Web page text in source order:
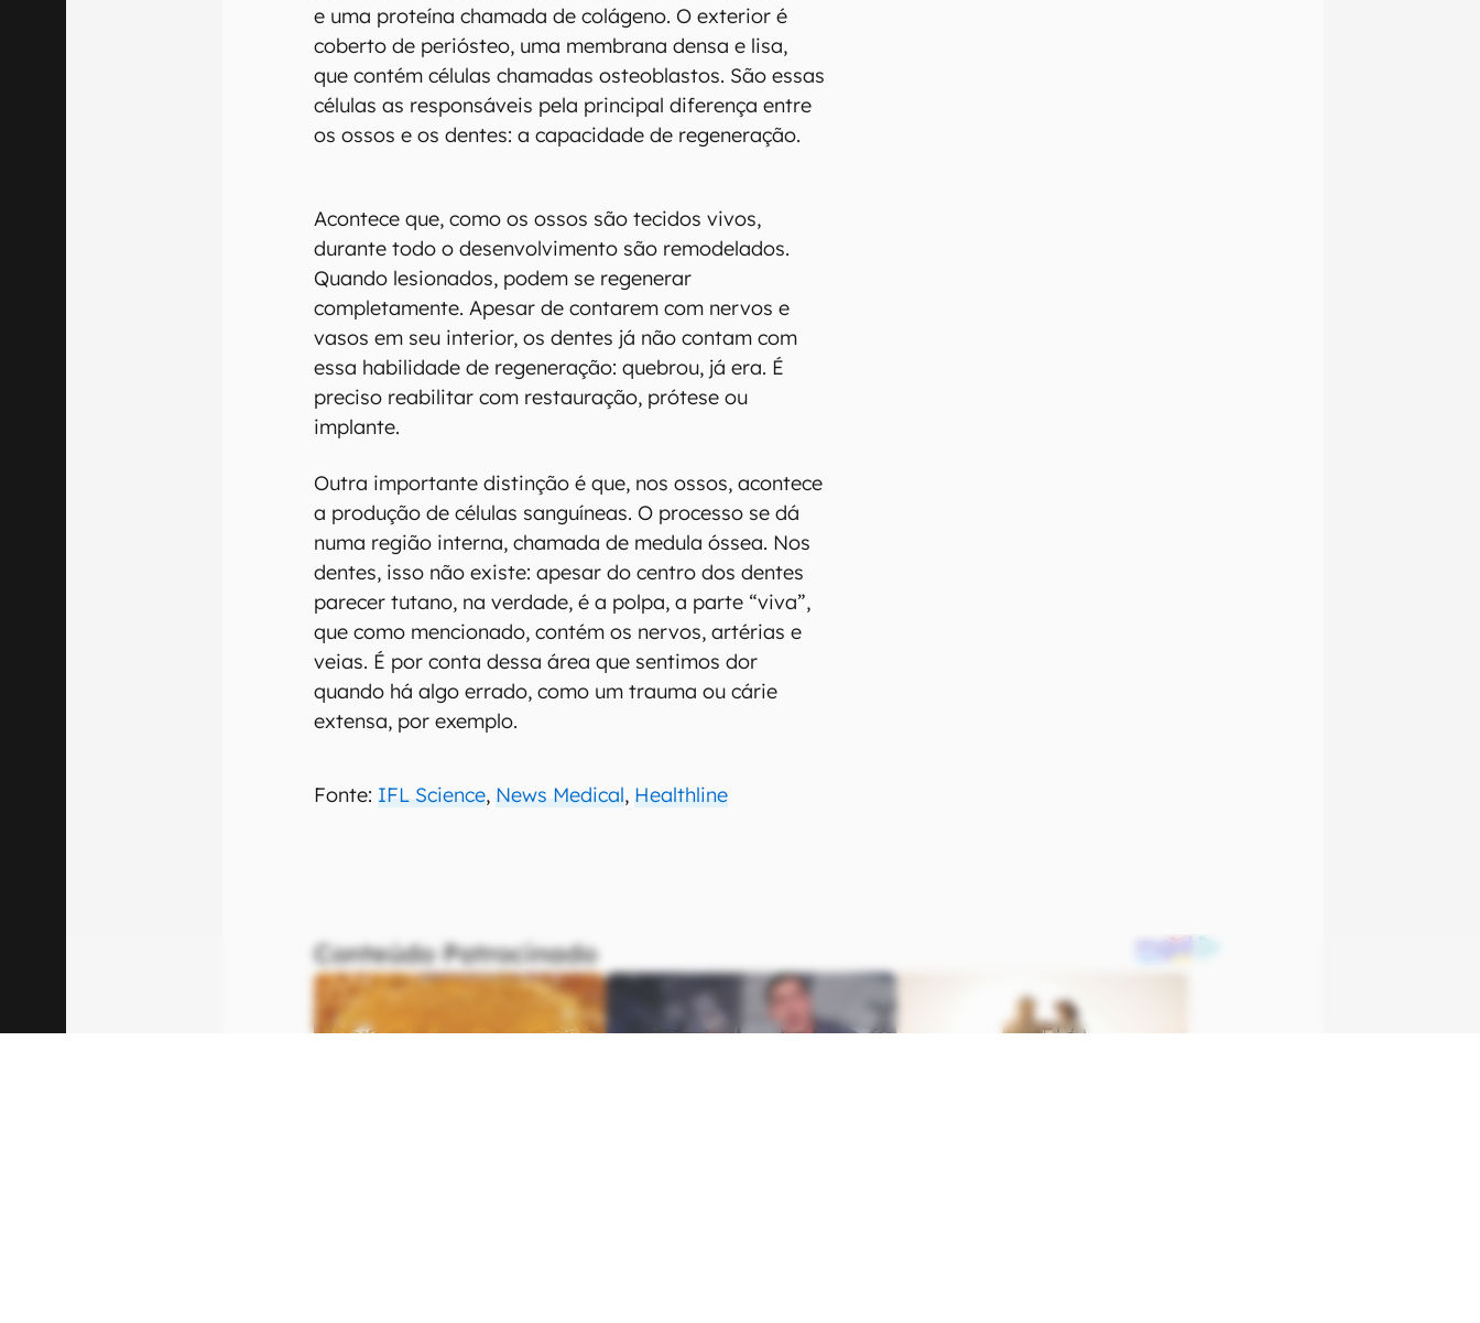
e uma proteína chamada de colágeno. O exterior é
coberto de periósteo, uma membrana densa e lisa,
que contém células chamadas osteoblastos. São essas
células as responsáveis pela principal diferença entre
os ossos e os dentes: a capacidade de regeneração.
Acontece que, como os ossos são tecidos vivos,
durante todo o desenvolvimento são remodelados.
Quando lesionados, podem se regenerar
completamente. Apesar de contarem com nervos e
vasos em seu interior, os dentes já não contam com
essa habilidade de regeneração: quebrou, já era. É
preciso reabilitar com restauração, prótese ou
implante.
Outra importante distinção é que, nos ossos, acontece
a produção de células sanguíneas. O processo se dá
numa região interna, chamada de medula óssea. Nos
dentes, isso não existe: apesar do centro dos dentes
parecer tutano, na verdade, é a polpa, a parte “viva”,
que como mencionado, contém os nervos, artérias e
veias. É por conta dessa área que sentimos dor
quando há algo errado, como um trauma ou cárie
extensa, por exemplo.